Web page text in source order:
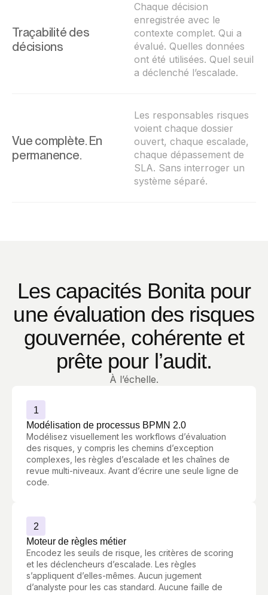
Traçabilité des
décisions
Chaque décision
enregistrée avec le
contexte complet. Qui a
évalué. Quelles données
ont été utilisées. Quel seuil
a déclenché l’escalade.
Vue complète. En
permanence.
Les responsables risques
voient chaque dossier
ouvert, chaque escalade,
chaque dépassement de
SLA. Sans interroger un
système séparé.
Les capacités Bonita pour
une évaluation des risques
gouvernée, cohérente et
prête pour l’audit.
À l’échelle.
1
Modélisation de processus BPMN 2.0
Modélisez visuellement les workflows d’évaluation
des risques, y compris les chemins d’exception
complexes, les règles d’escalade et les chaînes de
revue multi-niveaux. Avant d’écrire une seule ligne de
code.
2
Moteur de règles métier
Encodez les seuils de risque, les critères de scoring
et les déclencheurs d’escalade. Les règles
s’appliquent d’elles-mêmes. Aucun jugement
d’analyste pour les cas standard. Aucune faille de